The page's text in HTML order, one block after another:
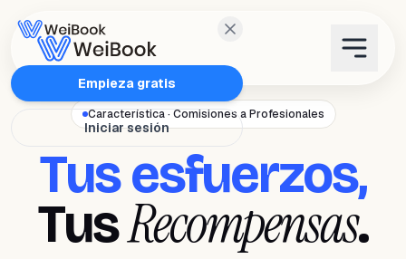
Características
Planes
Wanda
Blog
Empieza gratis
Iniciar sesión
Característica · Comisiones a Profesionales
Tus esfuerzos,
TusRecompensas.